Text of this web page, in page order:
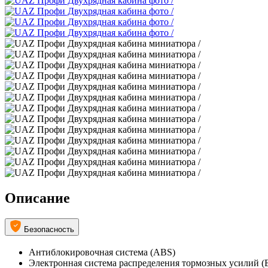
Описание
Безопасность
Антиблокировочная система (ABS)
Электронная система распределения тормозных усилий